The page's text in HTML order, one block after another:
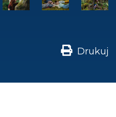
Drukuj